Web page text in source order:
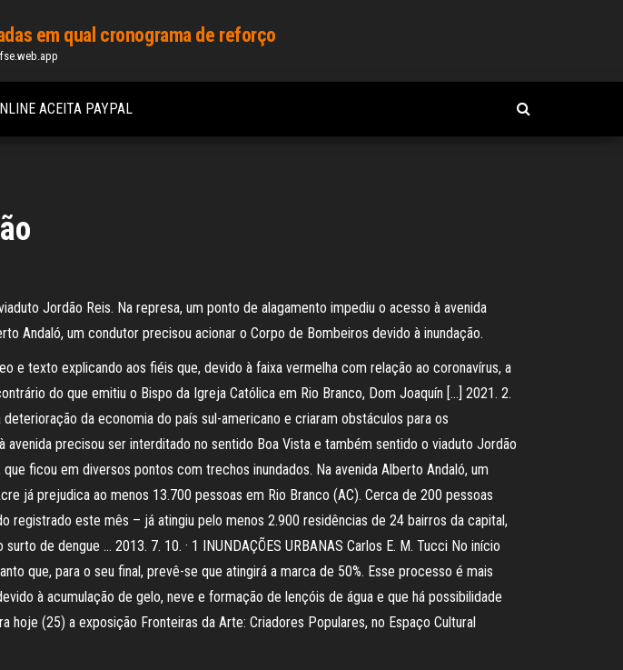
em qual cronograma de reforço
ACEITA PAYPAL
Jordão Reis. Na represa, um ponto de alagamento impediu o acesso à avenida
Andaló, um condutor precisou acionar o Corpo de Bombeiros devido à inundação.
e texto explicando aos fiéis que, devido à faixa vermelha com relação ao coronavírus, a
do que emitiu o Bispo da Igreja Católica em Rio Branco, Dom Joaquín […] 2021. 2.
da economia do país sul-americano e criaram obstáculos para os
precisou ser interditado no sentido Boa Vista e também sentido o viaduto Jordão
ficou em diversos pontos com trechos inundados. Na avenida Alberto Andaló, um
já prejudica ao menos 13.700 pessoas em Rio Branco (AC). Cerca de 200 pessoas
registrado este mês – já atingiu pelo menos 2.900 residências de 24 bairros da capital,
de dengue … 2013. 7. 10. · 1 INUNDAÇÕES URBANAS Carlos E. M. Tucci No início
que, para o seu final, prevê-se que atingirá a marca de 50%. Esse processo é mais
à acumulação de gelo, neve e formação de lençóis de água e que há possibilidade
hoje (25) a exposição Fronteiras da Arte: Criadores Populares, no Espaço Cultural